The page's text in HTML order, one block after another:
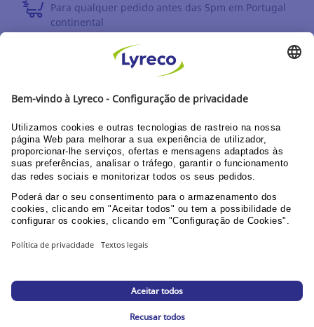
Para qualquer pedido antes das 5pm em Portugal
continental
Prazo até 30 dias
DESCUBRA OS NOSSOS CATÁLOGOS E GUIAS
Guia do utilizador Web
Documentação corporativa
PPU área clientes
Acessibilidade||Política de Privacidade|
Configurações de privacidade